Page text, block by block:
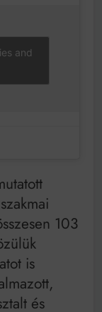
and
103
is
és